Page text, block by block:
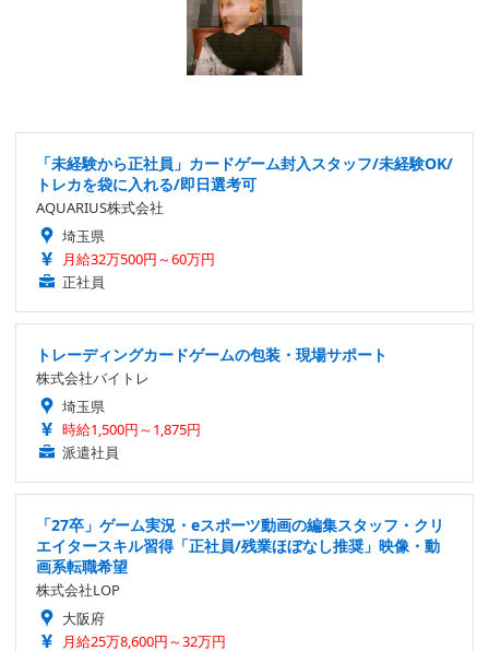
「未経験から正社員」カードゲーム封入スタッフ/未経験OK/
トレカを袋に入れる/即日選考可
AQUARIUS株式会社
埼玉県
月給32万500円～60万円
正社員
トレーディングカードゲームの包装・現場サポート
株式会社バイトレ
埼玉県
時給1,500円～1,875円
派遣社員
「27卒」ゲーム実況・eスポーツ動画の編集スタッフ・クリ
エイタースキル習得「正社員/残業ほぼなし推奨」映像・動
画系転職希望
株式会社LOP
大阪府
月給25万8,600円～32万円